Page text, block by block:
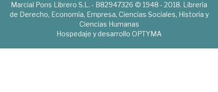
Marcial Pons Librero S.L. - B82947326 © 1948 - 2018. Librería
de Derecho, Economía, Empresa, Ciencias Sociales, Historia y
Ciencias Humanas
Hospedaje y desarrollo OPTYMA